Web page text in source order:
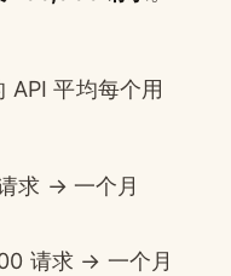
API 平均每个用
求 → 一个月
请求 → 一个月